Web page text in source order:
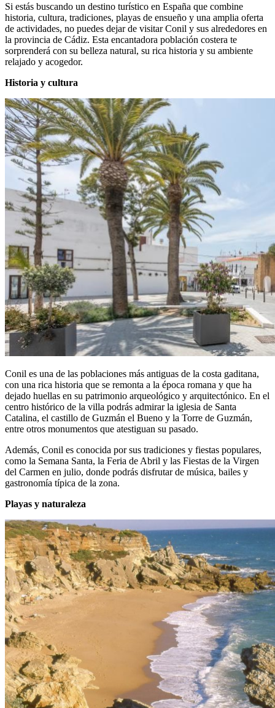
Si estás buscando un destino turístico en España que combine
historia, cultura, tradiciones, playas de ensueño y una amplia oferta
de actividades, no puedes dejar de visitar Conil y sus alrededores en
la provincia de Cádiz. Esta encantadora población costera te
sorprenderá con su belleza natural, su rica historia y su ambiente
relajado y acogedor.
Historia y cultura
Conil es una de las poblaciones más antiguas de la costa gaditana,
con una rica historia que se remonta a la época romana y que ha
dejado huellas en su patrimonio arqueológico y arquitectónico. En el
centro histórico de la villa podrás admirar la iglesia de Santa
Catalina, el castillo de Guzmán el Bueno y la Torre de Guzmán,
entre otros monumentos que atestiguan su pasado.
Además, Conil es conocida por sus tradiciones y fiestas populares,
como la Semana Santa, la Feria de Abril y las Fiestas de la Virgen
del Carmen en julio, donde podrás disfrutar de música, bailes y
gastronomía típica de la zona.
Playas y naturaleza